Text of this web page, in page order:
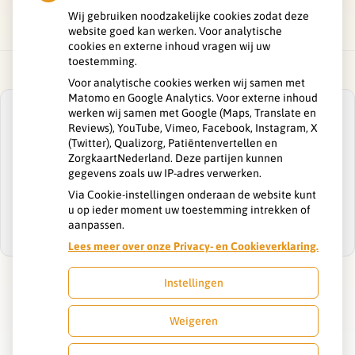
U heeft geen toestemming gegeven voor
externe inhoud die nodig is om dit te
zien.
Cookie-instellingen wijzigen
Wij gebruiken noodzakelijke cookies zodat deze
website goed kan werken. Voor analytische
cookies en externe inhoud vragen wij uw
toestemming.
Voor analytische cookies werken wij samen met
Matomo en Google Analytics. Voor externe inhoud
werken wij samen met Google (Maps, Translate en
Reviews), YouTube, Vimeo, Facebook, Instagram, X
(Twitter), Qualizorg, Patiëntenvertellen en
ZorgkaartNederland. Deze partijen kunnen
gegevens zoals uw IP-adres verwerken.
Via Cookie-instellingen onderaan de website kunt
u op ieder moment uw toestemming intrekken of
aanpassen.
Lees meer over onze Privacy- en Cookieverklaring.
Instellingen
Weigeren